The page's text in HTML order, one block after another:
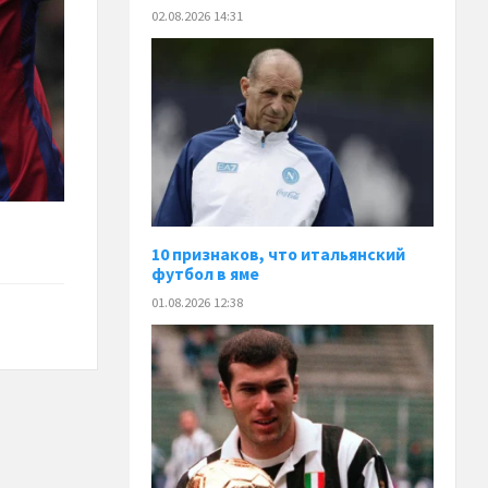
02.08.2026 14:31
10 признаков, что итальянский
футбол в яме
01.08.2026 12:38